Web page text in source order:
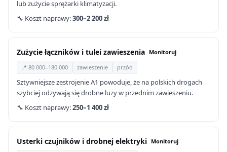
lub zużycie sprężarki klimatyzacji.
🔧 Koszt naprawy:300–2 200 zł
Zużycie łączników i tulei zawieszenia Monitoruj
📍 80 000–180 000 zawieszenie przód
Sztywniejsze zestrojenie A1 powoduje, że na polskich drogach
szybciej odzywają się drobne luzy w przednim zawieszeniu.
🔧 Koszt naprawy:250–1 400 zł
Usterki czujników i drobnej elektryki Monitoruj